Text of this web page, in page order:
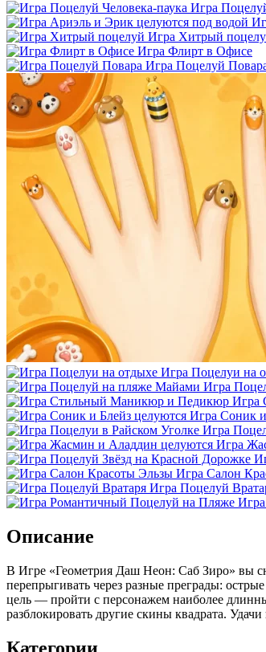
Игра
Игра Хитрый
Игра Флирт в Офисе
Игра Поцелуй
Игра Поцелуи на
Игра
Игра
Игра Соник
Игра
Игра
Игра Салон
Игра Поцелуй
Описание
В Игре «Геометрия Даш Неон: Саб Зиро» вы
перепрыгивать через разные преграды:
цель — пройти с персонажем наиболее
разблокировать другие скины квадрата.